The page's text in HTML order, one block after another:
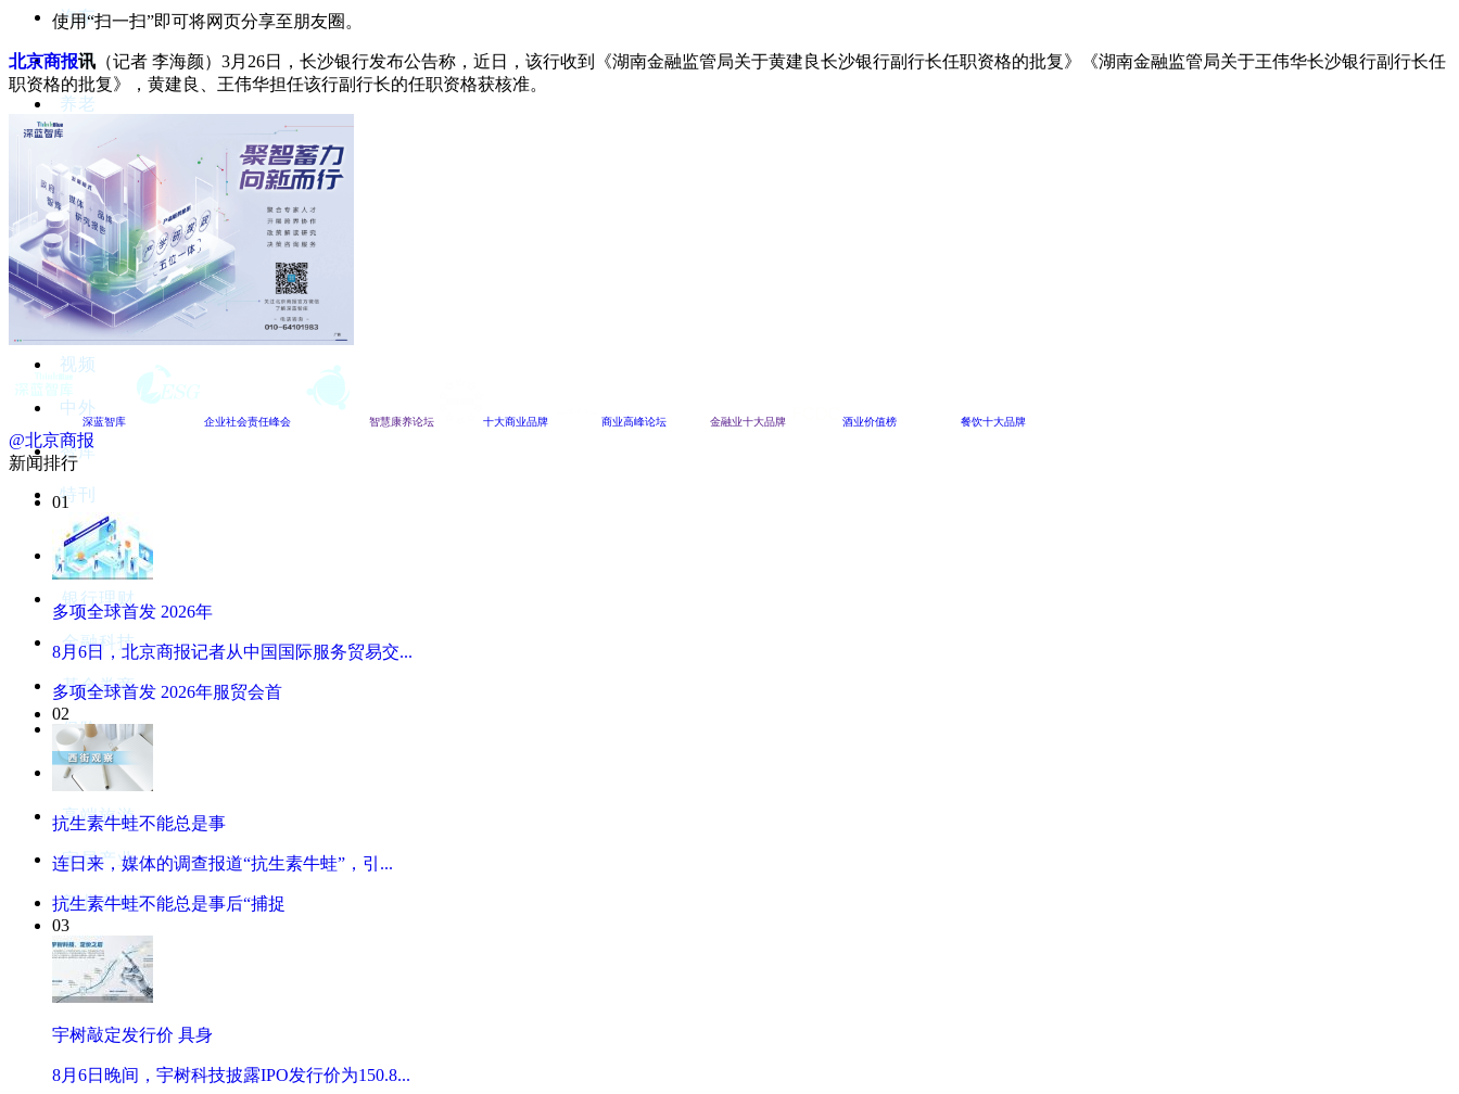
汽车
健康
养老
科技
快消
乳饮
医药
视频
中外
智库
特刊
上市公司
银行理财
金融科技
基金券商
保险
创新北京
高端旅游
家居产业
新北京楼市
使用“扫一扫”即可将网页分享至朋友圈。
北京商报讯 （记者 李海颜）3月26日，长沙银行发布公告称，近日，该行收到《湖南金融监管局关于黄建良长沙银行副行长任职资格的批复》《湖南金融监管局关于王伟华长沙银行副行长任
职资格的批复》，黄建良、王伟华担任该行副行长的任职资格获核准。
深蓝智库 企业社会责任峰会 智慧康养论坛 十大商业品牌 商业高峰论坛 金融业十大品牌 酒业价值榜 餐饮十大品牌
@北京商报
新闻排行
01
多项全球首发 2026年
8月6日，北京商报记者从中国国际服务贸易交...
多项全球首发 2026年服贸会首
02
抗生素牛蛙不能总是事
连日来，媒体的调查报道“抗生素牛蛙”，引...
抗生素牛蛙不能总是事后“捕捉
03
宇树敲定发行价 具身
8月6日晚间，宇树科技披露IPO发行价为150.8...